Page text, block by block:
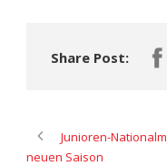
Share Post:
Junioren-
neuen Saison